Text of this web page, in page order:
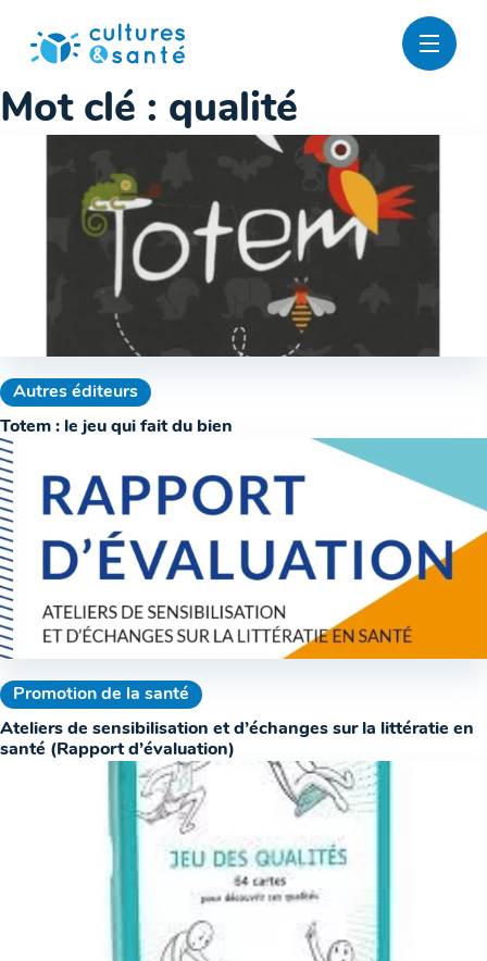
contenu
Mot clé : qualité
Autres éditeurs
Totem : le jeu qui fait du bien
Promotion de la santé
Ateliers de sensibilisation et d’échanges sur la littératie en
santé (Rapport d’évaluation)